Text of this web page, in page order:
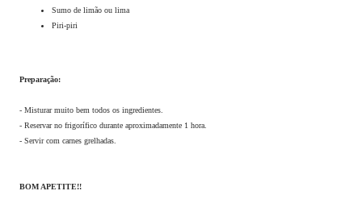
Sumo de limão ou lima
Piri-piri
Preparação:
- Misturar muito bem todos os ingredientes.
- Reservar no frigorífico durante aproximadamente 1 hora.
- Servir com carnes grelhadas.
BOM APETITE!!